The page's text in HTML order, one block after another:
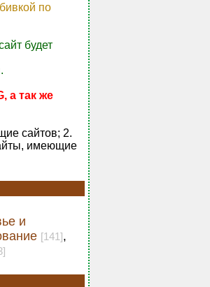
по
будет
а так же
сайтов; 2.
имеющие
и
[141],